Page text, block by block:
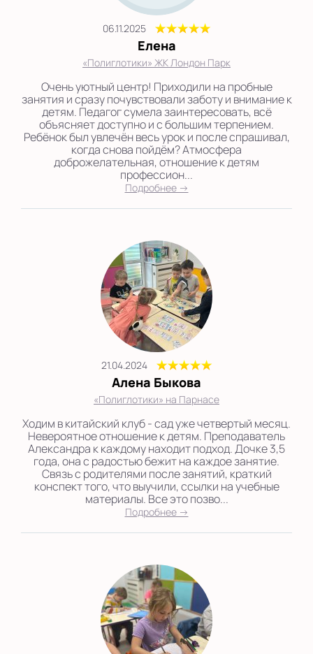
06.11.2025
Елена
«Полиглотики» ЖК Лондон Парк
Очень уютный центр! Приходили на пробные
занятия и сразу почувствовали заботу и внимание к
детям. Педагог сумела заинтересовать, всё
объясняет доступно и с большим терпением.
Ребёнок был увлечён весь урок и после спрашивал,
когда снова пойдём? Атмосфера
доброжелательная, отношение к детям
профессион...
Подробнее →
21.04.2024
Алена Быкова
«Полиглотики» на Парнасе
Ходим в китайский клуб - сад уже четвертый месяц.
Невероятное отношение к детям. Преподаватель
Александра к каждому находит подход. Дочке 3,5
года, она с радостью бежит на каждое занятие.
Связь с родителями после занятий, краткий
конспект того, что выучили, ссылки на учебные
материалы. Все это позво...
Подробнее →